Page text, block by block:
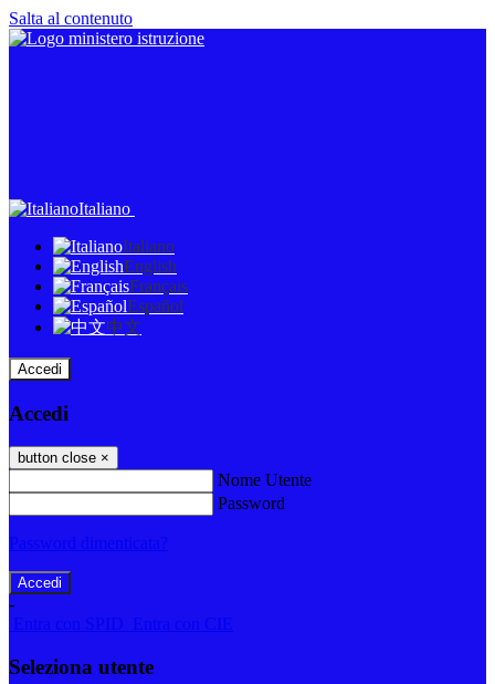
Salta al contenuto
Italiano
Italiano
English
Français
Español
中文
Accedi
Accedi
button close ×
Nome Utente
Password
-
Seleziona utente